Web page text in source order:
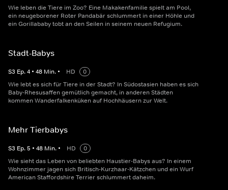
Wie leben die Tiere im Zoo? Eine Makakenfamilie spielt am Pool,
ein neugeborener Roter Pandabär schlummert in einer Höhle und
ein Gorillababy tobt an den Seilen in seinem neuen Refugium.
Stadt-Babys
S3 Ep.4 • 48 Min. • HD
0
Wie lebt es sich für Tiere in der Stadt? In Südostasien haben es sich
Baby-Rhesusaffen gemütlich gemacht, in anderen Städten
kommen Wanderfalkenküken auf Hochhäusern zur Welt.
Mehr Tierbabys
S3 Ep.5 • 48 Min. • HD
0
Wie sieht das Leben von beliebten Haustier-Babys aus? In einem
Wohnzimmer jagen sich Britisch-Kurzhaar-Kätzchen und ein Wurf
American Staffordshire Terrier schlummert daheim.